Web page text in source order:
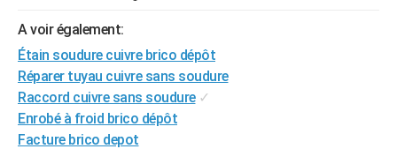
LIFESTYLE
Art de vivre
Bien-être
Loisirs
Mode
Modes de vie
SANTE
Alimentation
Guide de la santé
Maladies
Médicaments
Sommeil
VOYAGE
Destinations
City break
Voyage nature
Voyage de noces
Forum
Climat
+PHOTO
A voir également:
Étain soudure cuivre brico dépôt
Réparer tuyau cuivre sans soudure
Raccord cuivre sans soudure ✓
Enrobé à froid brico dépôt
Facture brico depot